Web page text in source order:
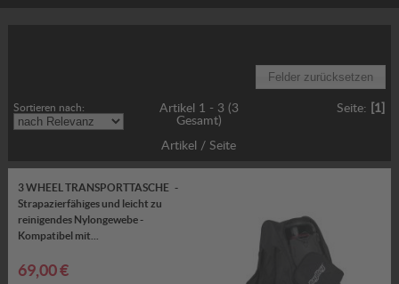
Sortieren nach:
Artikel 1 - 3 (3
Gesamt)
Artikel / Seite
Seite: [1]
3 WHEEL TRANSPORTTASCHE -
Strapazierfähiges und leicht zu
reinigendes Nylongewebe -
Kompatibel mit...
69,00 €